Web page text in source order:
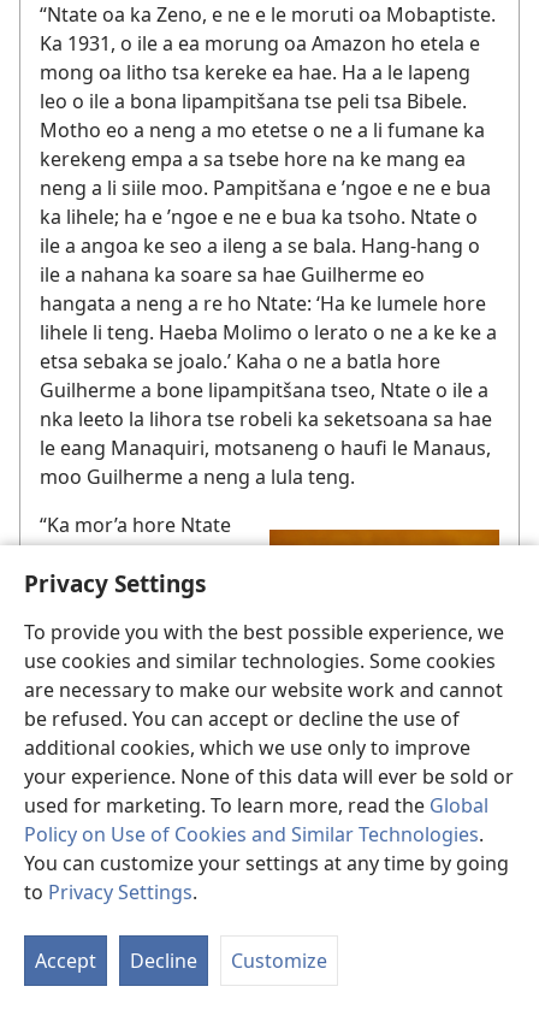
Privacy Settings
To provide you with the best possible experience, we
use cookies and similar technologies. Some cookies
are necessary to make our website work and cannot
be refused. You can accept or decline the use of
additional cookies, which we use only to improve
your experience. None of this data will ever be sold or
used for marketing. To learn more, read the Global
Policy on Use of Cookies and Similar Technologies.
You can customize your settings at any time by going
to Privacy Settings.
Accept Decline Customize
“Ntate oa ka Zeno, e ne e le moruti oa Mobaptiste.
Ka 1931, o ile a ea morung oa Amazon ho etela e
mong oa litho tsa kereke ea hae. Ha a le lapeng
leo o ile a bona lipampitšana tse peli tsa Bibele.
Motho eo a neng a mo etetse o ne a li fumane ka
kerekeng empa a sa tsebe hore na ke mang ea
neng a li siile moo. Pampitšana e ’ngoe e ne e bua
ka lihele; ha e ’ngoe e ne e bua ka tsoho. Ntate o
ile a angoa ke seo a ileng a se bala. Hang-hang o
ile a nahana ka soare sa hae Guilherme eo
hangata a neng a re ho Ntate: ‘Ha ke lumele hore
lihele li teng. Haeba Molimo o lerato o ne a ke ke a
etsa sebaka se joalo.’ Kaha o ne a batla hore
Guilherme a bone lipampitšana tseo, Ntate o ile a
nka leeto la lihora tse robeli ka seketsoana sa hae
le eang Manaquiri, motsaneng o haufi le Manaus,
moo Guilherme a neng a lula teng.
Phutheho ea pele naheng ea
Amazonas, Brazil
“Ka mor’a hore Ntate
le monna oa rakhali ba
hlahlobe lipampitšana
ba re, ‘Ena ke ’nete!’
Hang-hang ba ile ba
ngolla ofisi ea lekala e
Brazil ba kōpa
lingoliloeng. Ntate o ile
a tlohela ho ba moruti
’me eena le monna oa
rakhali ba ile ba qala
ho bolella batho ba lulang sebakeng seo se ka
thōko ka molaetsa oa Bibele. Batho ba ile ba
thabela molaetsa oo hoo ka selemo ho ileng ha
thehoa phutheho Manaquiri. Ho e-s’o ee kae,
batho ba 70 motseng ba ne ba e-ba teng libokeng